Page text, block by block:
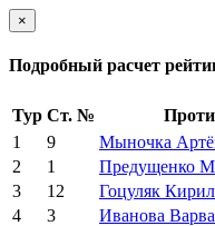
×
Подробный расчет
Тур Ст. №
1 9 Мыночка
2
1 Предущенко
3
12 Гоцуляк
4
3 Иванова